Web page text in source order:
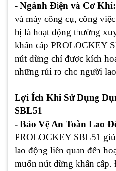
- Ngành Điện và Cơ Khí:
và máy công cụ, công
bị là hoạt động thường
khẩn cấp PROLOCKEY
nút dừng chỉ được kích
những rủi ro cho người
Lợi Ích Khi Sử Dụng
SBL51
- Bảo Vệ An Toàn Lao
PROLOCKEY SBL51
lao động liên quan đến
muốn nút dừng khẩn